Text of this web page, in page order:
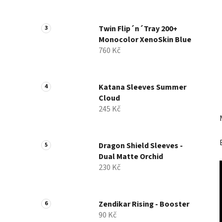
n
e
Twin Flip´n´Tray 200+
Monocolor XenoSkin Blue
760 Kč
Katana Sleeves Summer
Cloud
245 Kč
Dragon Shield Sleeves -
Dual Matte Orchid
230 Kč
Zendikar Rising - Booster
90 Kč